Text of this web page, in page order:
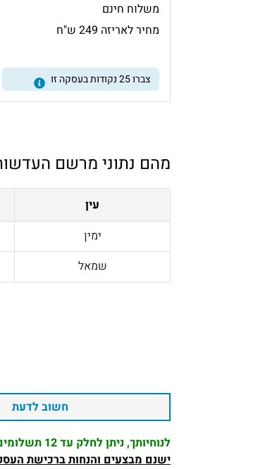
משלוח חינם
מחיר לאריזה 249 ש"ח
צברו25נקודות בעסקה זו
מהם נתוני מרשם
עין
ימין
שמאל
חשוב לדעת
לנוחיותך, ניתן לחלק עד 12 תשלומים ללא ריבית (המינימום לתשלום 100 ₪)
ישנם מבצעים והנחות ברכישת